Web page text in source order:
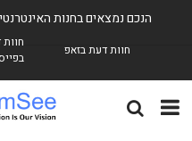
הנכם נמצאים בחנות
חוות דעת בזאפ